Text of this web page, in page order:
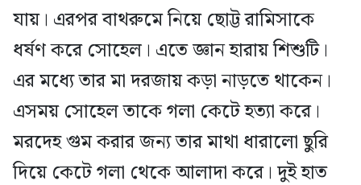
যায়। এরপর বাথরুমে নিয়ে ছোট্ট রামিসাকে
ধর্ষণ করে সোহেল। এতে জ্ঞান হারায় শিশুটি।
এর মধ্যে তার মা দরজায় কড়া নাড়তে থাকেন।
এসময় সোহেল তাকে গলা কেটে হত্যা করে।
মরদেহ গুম করার জন্য তার মাথা ধারালো ছুরি
দিয়ে কেটে গলা থেকে আলাদা করে। দুই হাত